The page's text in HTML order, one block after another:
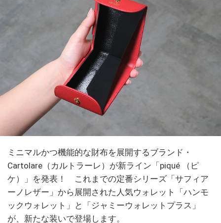
ミニマルかつ機能的な財布を展開するブランド・
Cartolare（カルトラーレ）が新ライン「piqué （ピ
ケ）」を発表！ これまでの定番シリーズ「サフィア
ーノレザー」から展開された人気ウォレット「ハンモ
ックウォレット」と「ジャミーウォレットプラス」
が、新たな装いで登場します。